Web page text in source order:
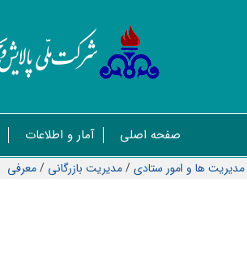
صفحه اصلی آمار و اطلاعات
مدیریت ها و امور ستادی/مديريت بازرگانی /معرفی